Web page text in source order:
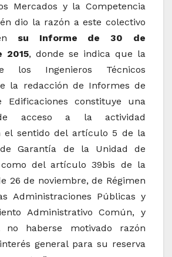
Mercados y la Competencia
dio la razón a este colectivo
su Informe de 30 de
2015, donde se indica que la
los Ingenieros Técnicos
la redacción de Informes de
Edificaciones constituye una
acceso a la actividad
el sentido del artículo 5 de la
Garantía de la Unidad de
como del artículo 39bis de la
26 de noviembre, de Régimen
Administraciones Públicas y
Administrativo Común, y
haberse motivado razón
general para su reserva